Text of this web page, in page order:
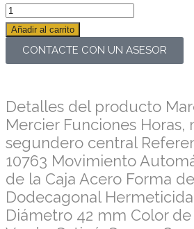
Añadir al carrito
CONTACTE CON UN ASESOR
Detalles del producto
Mercier Funciones Horas,
segundero central
10763 Movimiento
de la Caja Acero Forma
Dodecagonal
Diámetro 42 mm Color de